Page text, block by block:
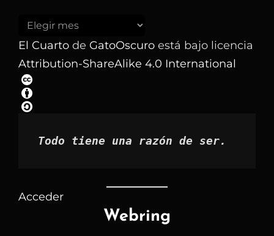
Buscar
los
artículos
por
mes
El Cuarto de GatoOscuro está bajo licencia
Attribution-ShareAlike 4.0 International
Todo tiene una razón de ser.
Acceder
Webring